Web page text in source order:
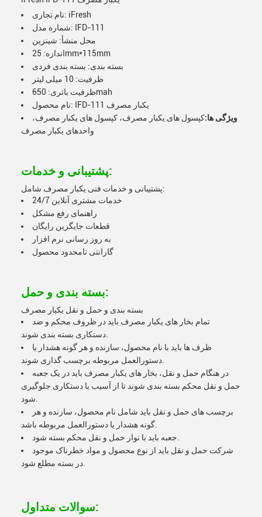
نام تجاری: iFresh
شماره مدل: IFD-111
محل منشأ: شینزین
اندازه: 25mm*115mm
بسته بندی: بسته بندی فردی
ظرفیت: 10 میلی لیتر
ظرفیت باتری: 650mah
نام محصول: IFD-111 یکبار مصرف
ویژگی ها:کپسول های یکبار مصرف، کپسول های یکبار مصرف،
واحدهای یکبار مصرف
پشتیبانی و خدمات:
پشتیبانی و خدمات فنی یکبار مصرف شامل:
خدمات مشتری آنلاین 24/7
راهنمای رفع مشکل
قطعات جایگزین رایگان
به روز رسانی نرم افزار
گارانتی نامحدود محصول
بسته بندی و حمل:
بسته بندی و حمل و نقل یکبار مصرف
تمام بخار های یکبار مصرف باید در ظروف محکم و ضد
ظرف ها باید با نام محصول، سازنده و هر گونه هشدار یا
در هنگام حمل و نقل، بخار های یکبار مصرف باید در یک جعبه
حمل و نقل محکم بسته بندی شوند تا از آسیب یا دستکاری جلوگیری
برچسب های حمل و نقل باید شامل نام محصول، سازنده و هر
شرکت حمل و نقل باید از نوع محصول و مواد خطرناک موجود
سوالات متداول: